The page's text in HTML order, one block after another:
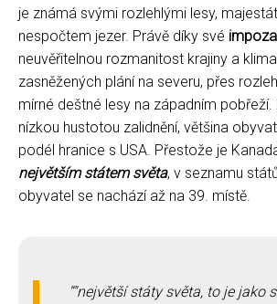
je známá svými rozlehlými lesy,
nespočtem jezer. Právě díky své
neuvěřitelnou rozmanitost krajiny a
zasněžených plání na severu, přes
mírné deštné lesy na západním pobřeží.
nízkou hustotou zalidnění, většina
podél hranice s USA. Přestože je
největším státem světa, v seznamu
obyvatel se nachází až na 39. místě.
"největší státy světa, to je jako